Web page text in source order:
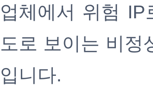
체에서 위험
로 보이는 비정
니다.